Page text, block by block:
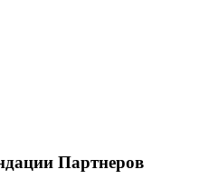
Партнеров